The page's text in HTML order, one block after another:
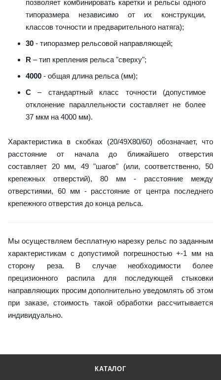
позволяет комбинировать каретки и рельсы одного
типоразмера независимо от их конструкции,
классов точности и предварительного натяга);
30 - типоразмер рельсовой направляющей;
R – тип крепления рельса "сверху";
4000 - общая длина рельса (мм);
C – стандартный класс точности (допустимое
отклонение параллельности составляет не более
37 мкм на 4000 мм).
Характеристика в скобках (20/49X80/60) обозначает, что
расстояние от начала до ближайшего отверстия
составляет 20 мм, 49 "шагов" (или, соответственно, 50
крепежных отверстий), 80 мм - расстояние между
отверстиями, 60 мм - расстояние от центра последнего
крепежного отверстия до конца рельса.
Мы осуществляем бесплатную нарезку рельс по заданным
характеристикам с допустимой погрешностью +-1 мм на
сторону реза. В случае необходимости более
прецизионного распила для последующей стыковки
направляющих просим дополнительно уведомлять об этом
при заказе, стоимость такой обработки рассчитывается
индивидуально.
КАТАЛОГ